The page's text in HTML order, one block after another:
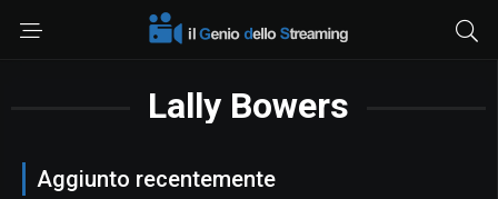
Lally Bowers
Aggiunto recentemente